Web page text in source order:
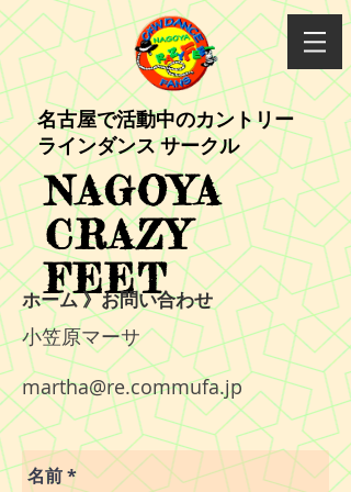
​名古屋で活動中のカントリー
ラインダンス サークル
NAGOYA
CRAZY
FEET
ホーム》お問い合わせ
小笠原マーサ
martha@re.commufa.jp